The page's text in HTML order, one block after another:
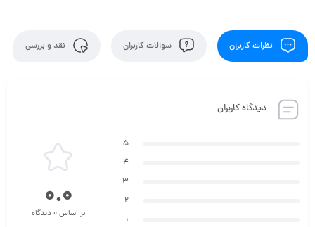
نظرات کاربران سوالات کاربران نقد و بررسی
دیدگاه کاربران
5
4
3
2
1
0.0
بر اساس 0 دیدگاه